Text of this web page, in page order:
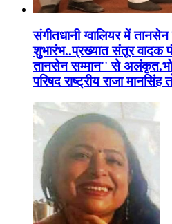
संगीतधानी ग्वालियर में
शुभारंभ..प्रख्यात संतूर वादक
तानसेन सम्मान'' से
परिषद राष्ट्रीय राजा